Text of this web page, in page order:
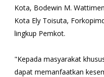
Kota, Bodewin M.
Kota Ely Toisuta,
lingkup Pemkot.
"Kepada masyarakat
dapat memanfaatkan